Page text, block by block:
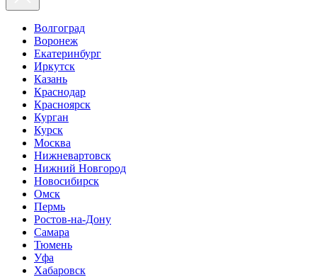
Волгоград
Воронеж
Екатеринбург
Иркутск
Казань
Краснодар
Красноярск
Курган
Курск
Москва
Нижневартовск
Нижний Новгород
Новосибирск
Омск
Пермь
Ростов-на-Дону
Самара
Тюмень
Уфа
Хабаровск